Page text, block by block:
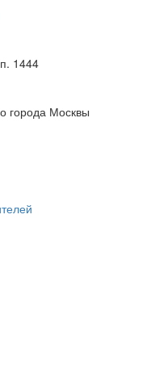
1444
города Москвы